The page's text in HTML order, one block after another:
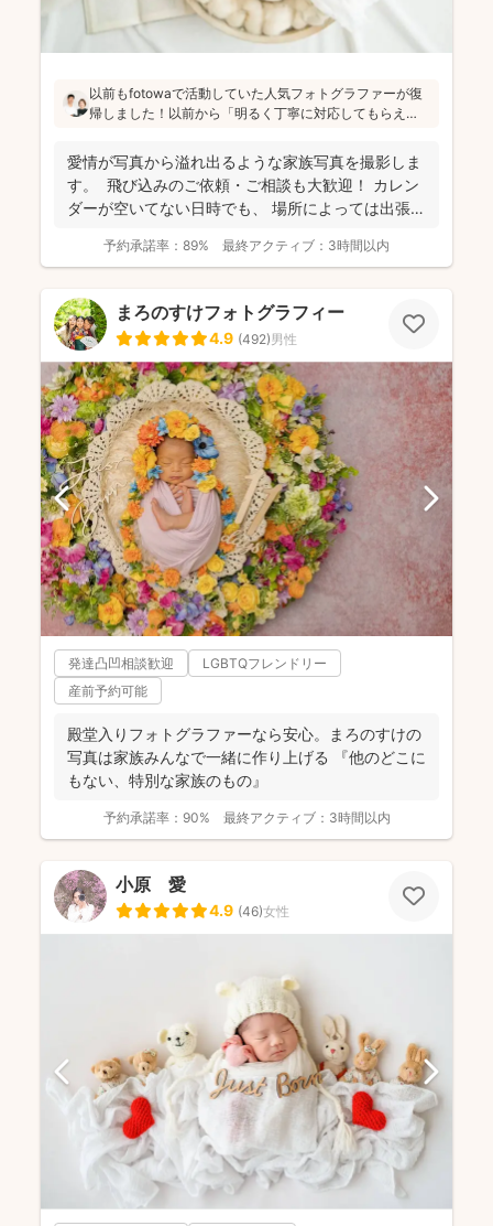
以前もfotowaで活動していた人気フォトグラファーが復
帰しました！以前から「明るく丁寧に対応してもらえ
と好評です♪特にニューボーンフォトは様々な研修を受講
し、クオリティ高いお写真をお届けされています(^^)
愛情が写真から溢れ出るような家族写真を撮影しま
す。 飛び込みのご依頼・ご相談も大歓迎！ カレン
ダーが空いてない日時でも、 場所によっては出張で
予約承諾率： 89% 最終アクティブ： 3時間以内
まろのすけフォトグラフィー
4.9 (492)男性
発達凸凹相談歓迎
LGBTQフレンドリー
産前予約可能
殿堂入りフォトグラファーなら安心。まろのすけの
写真は家族みんなで一緒に作り上げる 『他のどこに
もない、特別な家族のもの』
予約承諾率： 90% 最終アクティブ： 3時間以内
小原 愛
4.9 (46)女性